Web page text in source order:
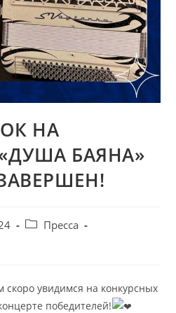
НА
БАЯНА»
Пресса
увидимся на конкурсных
победителей!